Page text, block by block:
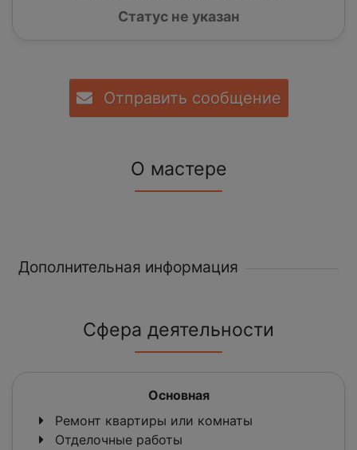
Статус не указан
Отправить сообщение
О мастере
Дополнительная информация
Сфера деятельности
Основная
Ремонт квартиры или комнаты
Отделочные работы